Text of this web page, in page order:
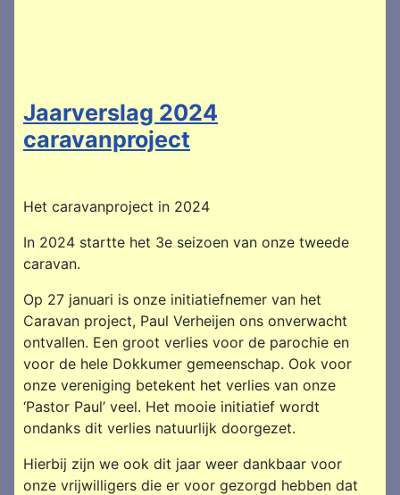
Jaarverslag 2024
caravanproject
Het caravanproject in 2024
In 2024 startte het 3e seizoen van onze tweede
caravan.
Op 27 januari is onze initiatiefnemer van het
Caravan project, Paul Verheijen ons onverwacht
ontvallen. Een groot verlies voor de parochie en
voor de hele Dokkumer gemeenschap. Ook voor
onze vereniging betekent het verlies van onze
‘Pastor Paul’ veel. Het mooie initiatief wordt
ondanks dit verlies natuurlijk doorgezet.
Hierbij zijn we ook dit jaar weer dankbaar voor
onze vrijwilligers die er voor gezorgd hebben dat